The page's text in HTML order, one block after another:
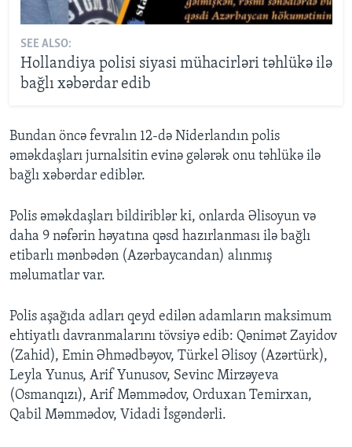
SEE ALSO:
Hollandiya polisi siyasi mühacirləri təhlükə ilə
bağlı xəbərdar edib
Bundan öncə fevralın 12-də Niderlandın polis
əməkdaşları jurnalsitin evinə gələrək onu təhlükə ilə
bağlı xəbərdar ediblər.
Polis əməkdaşları bildiriblər ki, onlarda Əlisoyun və
daha 9 nəfərin həyatına qəsd hazırlanması ilə bağlı
etibarlı mənbədən (Azərbaycandan) alınmış
məlumatlar var.
Polis aşağıda adları qeyd edilən adamların maksimum
ehtiyatlı davranmalarını tövsiyə edib: Qənimət Zayidov
(Zahid), Emin Əhmədbəyov, Türkel Əlisoy (Azərtürk),
Leyla Yunus, Arif Yunusov, Sevinc Mirzəyeva
(Osmanqızı), Arif Məmmədov, Orduxan Temirxan,
Qabil Məmmədov, Vidadi İsgəndərli.